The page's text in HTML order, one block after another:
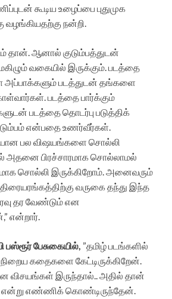
கூடிய உழைப்பை புதுமுக
நன்றி.
தான். ஆனால் குடும்பத்துடன்
வகையில் இருக்கும். படத்தை
அப்பாக்களும் படத்துடன் தங்களை
படத்தை பார்க்கும்
படத்தை தொடர்பு படுத்திக்
என்பதை உணர்வீர்கள்.
பல விஷயங்களை சொல்லி
அதனை பிரச்சாரமாக சொல்லாமல்
சொல்லி இருக்கிறோம். அனைவரும்
வருகை தந்து இந்த
தர வேண்டும் என
என்றார்.
பேசுகையில், ”தமிழ் படங்களில்
கதைகளை கேட்டிருக்கிறேன்.
விசயங்கள் இருந்தால்.. அதில் தான்
என்று எண்ணிக் கொண்டிருந்தேன்.